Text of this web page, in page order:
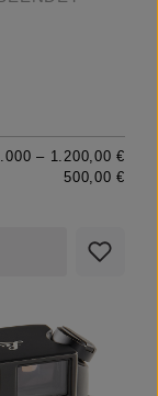
– 1.200,00 €
500,00 €